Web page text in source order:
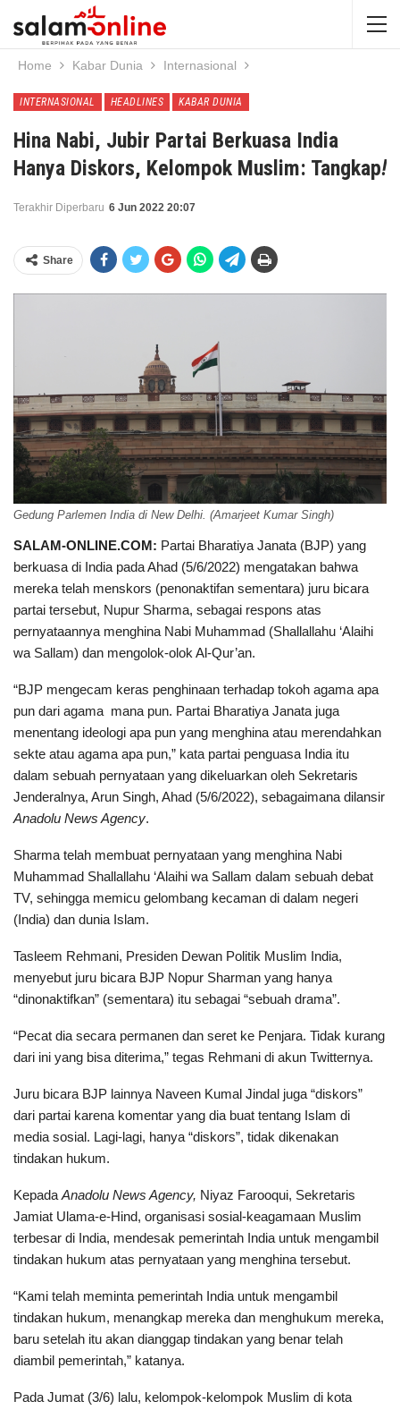
Home Kabar Dunia Internasional
INTERNASIONAL HEADLINES KABAR DUNIA
Hina Nabi, Jubir Partai Berkuasa India
Hanya Diskors, Kelompok Muslim: Tangkap!
Terakhir Diperbaru 6 Jun 2022 20:07
Share
Gedung Parlemen India di New Delhi. (Amarjeet Kumar Singh)
SALAM-ONLINE.COM: Partai Bharatiya Janata (BJP) yang
berkuasa di India pada Ahad (5/6/2022) mengatakan bahwa
mereka telah menskors (penonaktifan sementara) juru bicara
partai tersebut, Nupur Sharma, sebagai respons atas
pernyataannya menghina Nabi Muhammad (Shallallahu ‘Alaihi
wa Sallam) dan mengolok-olok Al-Qur’an.
“BJP mengecam keras penghinaan terhadap tokoh agama apa
pun dari agama mana pun. Partai Bharatiya Janata juga
menentang ideologi apa pun yang menghina atau merendahkan
sekte atau agama apa pun,” kata partai penguasa India itu
dalam sebuah pernyataan yang dikeluarkan oleh Sekretaris
Jenderalnya, Arun Singh, Ahad (5/6/2022), sebagaimana dilansir
Anadolu News Agency.
Sharma telah membuat pernyataan yang menghina Nabi
Muhammad Shallallahu ‘Alaihi wa Sallam dalam sebuah debat
TV, sehingga memicu gelombang kecaman di dalam negeri
(India) dan dunia Islam.
Tasleem Rehmani, Presiden Dewan Politik Muslim India,
menyebut juru bicara BJP Nopur Sharman yang hanya
“dinonaktifkan” (sementara) itu sebagai “sebuah drama”.
“Pecat dia secara permanen dan seret ke Penjara. Tidak kurang
dari ini yang bisa diterima,” tegas Rehmani di akun Twitternya.
Juru bicara BJP lainnya Naveen Kumal Jindal juga “diskors”
dari partai karena komentar yang dia buat tentang Islam di
media sosial. Lagi-lagi, hanya “diskors”, tidak dikenakan
tindakan hukum.
Kepada Anadolu News Agency, Niyaz Farooqui, Sekretaris
Jamiat Ulama-e-Hind, organisasi sosial-keagamaan Muslim
terbesar di India, mendesak pemerintah India untuk mengambil
tindakan hukum atas pernyataan yang menghina tersebut.
“Kami telah meminta pemerintah India untuk mengambil
tindakan hukum, menangkap mereka dan menghukum mereka,
baru setelah itu akan dianggap tindakan yang benar telah
diambil pemerintah,” katanya.
Pada Jumat (3/6) lalu, kelompok-kelompok Muslim di kota